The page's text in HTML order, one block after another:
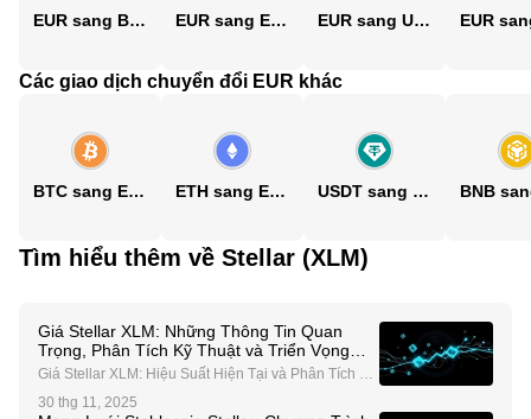
EUR sang BTC EUR sang ETH EUR sang USDT
Các giao dịch chuyển đổi EUR khác
BTC sang EUR ETH sang EUR USDT sang EUR
Tìm hiểu thêm về Stellar (XLM)
Giá Stellar XLM: Những Thông Tin Quan
Trọng, Phân Tích Kỹ Thuật và Triển Vọng
Tương Lai
Giá Stellar XLM: Hiệu Suất Hiện Tại và Phân Tích Kỹ
Thuật Stellar (XLM), một loại tiền điện tử nổi bật tron
g lĩnh vực blockchain, hiện đang đối mặt với môi trườ
30 thg 11, 2025